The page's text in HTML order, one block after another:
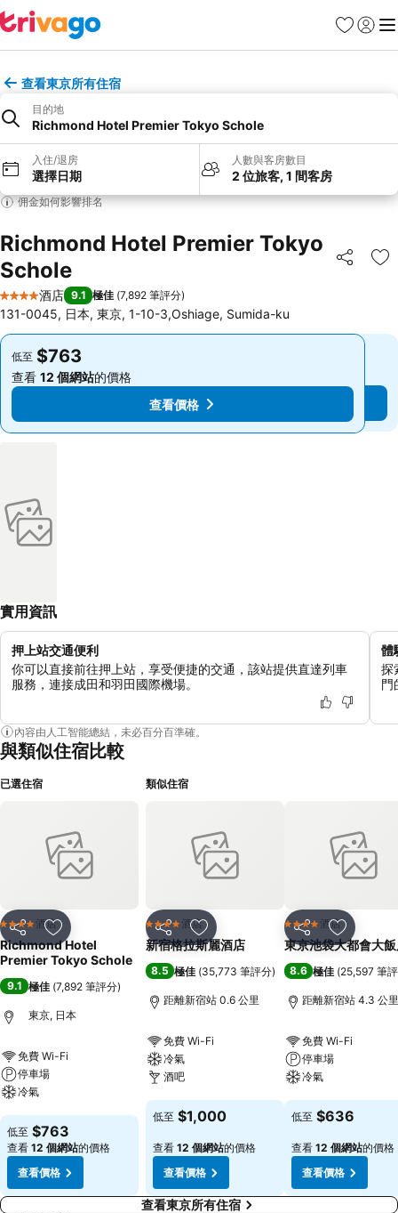
收藏夾
登入 選
查看東京所有住宿
目的地
Richmond Hotel Premier Tokyo Schole
入住/退房
選擇日期
人數與客房數目
2 位旅客, 1 間客房
佣金如何影響排名
Richmond Hotel Premier Tokyo
Schole
分享 放
4 星級
酒店 9.1 極佳 (7,892 筆評分)
131-0045, 日本, 東京, 1-10-3,Oshiage, Sumida-ku
低至 $763
查看 12 個網站的價格
查看價格
低至 $763
查看 12 個網站的價格
查看價格
實用資訊
押上站交通便利
你可以直接前往押上站，享受便捷的交通，該站提供直達列車
服務，連接成田和羽田國際機場。
體
探
門
內容由人工智能總結，未必百分百準確。
與類似住宿比較
已選住宿
分享 放到收藏夾
4 星級 酒店
Richmond Hotel
Premier Tokyo Schole
9.1 極佳 (7,892 筆評分)
東京, 日本
免費 Wi-Fi
停車場
冷氣
查看價格
低至 $763
查看 12 個網站的價格
查看價格
類似住宿
分享 放到收藏夾
4 星級 酒店
新宿格拉斯麗酒店
8.5 極佳 (35,773 筆評分)
距離新宿站 0.6 公里
免費 Wi-Fi
冷氣
酒吧
查看價格
低至 $1,000
查看 12 個網站的價格
查看價格
分享 放到收藏
4 星級 酒店
東京池袋大都會大
8.6 極佳 (25,597 筆
距離新宿站 4.3 公里
免費 Wi-Fi
停車場
冷氣
查看價格
低至 $636
查看 12 個網站的價格
查看價格
查看東京所有住宿